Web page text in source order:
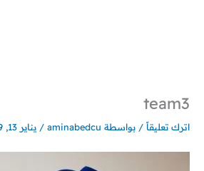
team3
اترك تعليقاً / بواسطة aminabedcu
/ يناير 13, 2019